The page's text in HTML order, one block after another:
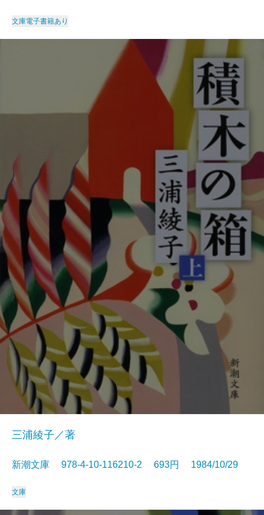
文庫電子書籍あり
三浦綾子／著
新潮文庫 978-4-10-116210-2 693円 1984/10/29
文庫